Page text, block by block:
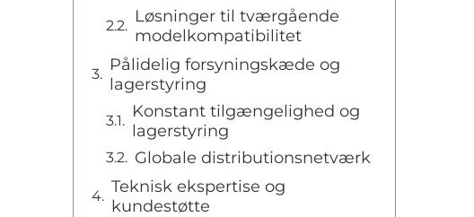
Løsninger til tværgående
modelkompatibilitet
Pålidelig forsyningskæde og
lagerstyring
Konstant tilgængelighed og
lagerstyring
Globale distributionsnetværk
Teknisk ekspertise og
kundestøtte